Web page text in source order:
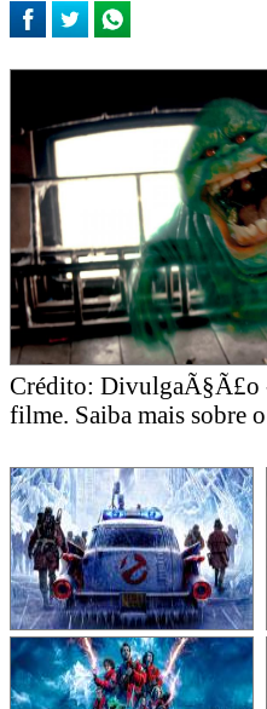
Crédito: DivulgaÃ§Ã£o
filme. Saiba mais sobre